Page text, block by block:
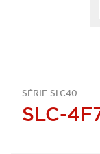
SÉRIE SLC40
SLC-